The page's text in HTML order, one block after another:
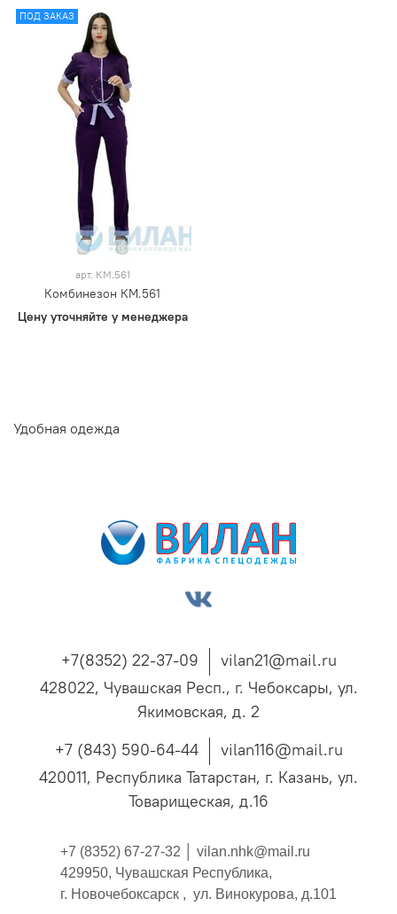
ПОД ЗАКАЗ
арт. КМ.561
Комбинезон КМ.561
Цену уточняйте у менеджера
Удобная одежда
+7(8352) 22-37-09
vilan21@mail.ru
428022, Чувашская Респ., г. Чебоксары, ул.
Якимовская, д. 2
+7 (843) 590-64-44
vilan116@mail.ru
420011, Республика Татарстан, г. Казань, ул.
Товарищеская, д.16
+7 (8352) 67-27-32 │ vilan.nhk@mail.ru
429950, Чувашская Республика,
г. Новочебоксарск , ул. Винокурова, д.101